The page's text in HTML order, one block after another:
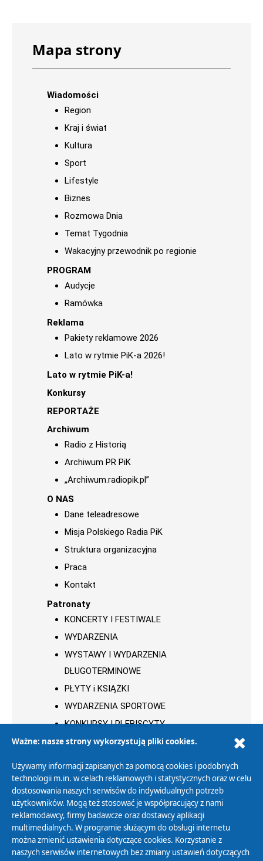
Mapa strony
Wiadomości
Region
Kraj i świat
Kultura
Sport
Lifestyle
Biznes
Rozmowa Dnia
Temat Tygodnia
Wakacyjny przewodnik po regionie
PROGRAM
Audycje
Ramówka
Reklama
Pakiety reklamowe 2026
Lato w rytmie PiK-a 2026!
Lato w rytmie PiK-a!
Konkursy
REPORTAŻE
Archiwum
Radio z Historią
Archiwum PR PiK
„Archiwum.radiopik.pl”
O NAS
Dane teleadresowe
Misja Polskiego Radia PiK
Struktura organizacyjna
Praca
Kontakt
Patronaty
KONCERTY I FESTIWALE
WYDARZENIA
WYSTAWY I WYDARZENIA
DŁUGOTERMINOWE
PŁYTY i KSIĄŻKI
WYDARZENIA SPORTOWE
KONKURSY I PLEBISCYTY
Polityka Prywatności
Zasady korzystania z Serwisu
Organizacje Pożytku Publicznego
Cyfryzacja DAB+
Ważne: nasze strony wykorzystują pliki cookies.
Używamy informacji zapisanych za pomocą cookies i podobnych
technologii m.in. w celach reklamowych i statystycznych oraz w celu
dostosowania naszych serwisów do indywidualnych potrzeb
użytkowników. Mogą też stosować je współpracujący z nami
reklamodawcy, firmy badawcze oraz dostawcy aplikacji
multimedialnych. W programie służącym do obsługi internetu
można zmienić ustawienia dotyczące cookies. Korzystanie z
naszych serwisów internetowych bez zmiany ustawień dotyczących